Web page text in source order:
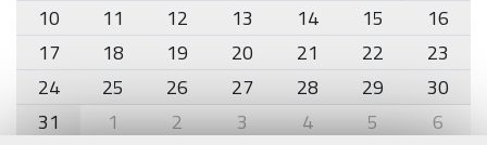
10
11 12 13 14 15
16
17
18 19 20 21 22
23
24
25 26 27 28 29
30
31
1 2 3 4 5 6